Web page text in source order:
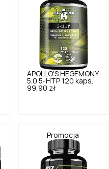
APOLLO'S HEGEMONY
5.0 5-HTP 120 kaps.
99,90 zł
Promocja